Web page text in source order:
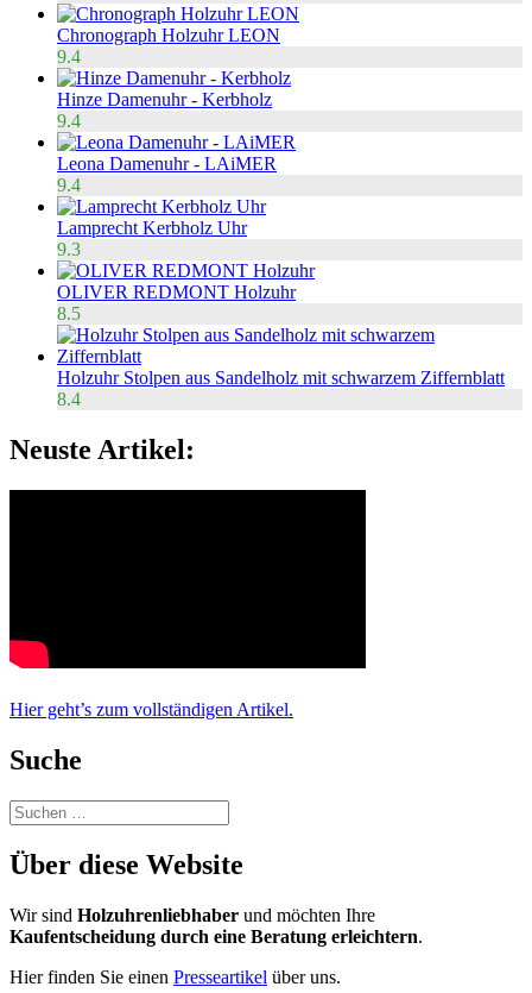
Chronograph Holzuhr LEON
9.4
Hinze Damenuhr - Kerbholz
9.4
Leona Damenuhr - LAiMER
9.4
Lamprecht Kerbholz Uhr
9.3
OLIVER REDMONT Holzuhr
8.5
Holzuhr Stolpen aus Sandelholz mit schwarzem Ziffernblatt
8.4
Neuste Artikel:
Hier geht’s zum vollständigen Artikel.
Suche
Suchen
nach:
Über diese Website
Wir sind Holzuhrenliebhaber und möchten Ihre
Kaufentscheidung durch eine Beratung erleichtern.
Hier finden Sie einen Presseartikel über uns.